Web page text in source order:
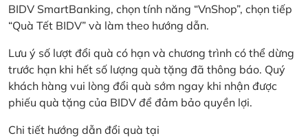
BIDV SmartBanking, chọn tính năng “VnShop”, chọn tiếp
“Quà Tết BIDV” và làm theo hướng dẫn.
Lưu ý số lượt đổi quà có hạn và chương trình có thể dừng
trước hạn khi hết số lượng quà tặng đã thông báo. Quý
khách hàng vui lòng đổi quà sớm ngay khi nhận được
phiếu quà tặng của BIDV để đảm bảo quyền lợi.
Chi tiết hướng dẫn đổi quà tại